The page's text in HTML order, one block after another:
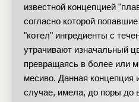
известной концепцией
согласно которой
"котел" ингредиенты с
утрачивают изначальный
превращаясь в более или
месиво. Данная концепция
случае, имела, до поры до